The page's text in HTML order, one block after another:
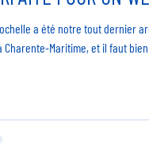
a été notre tout dernier
Charente-Maritime, et il faut